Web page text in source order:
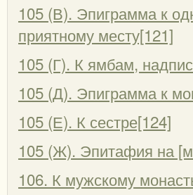
105 (В). Эпиграмма к
приятному месту[121]
105 (Г). К ямбам,
105 (Д). Эпиграмма к
105 (Е). К сестре[124]
105 (Ж). Эпитафия на
106. К мужскому